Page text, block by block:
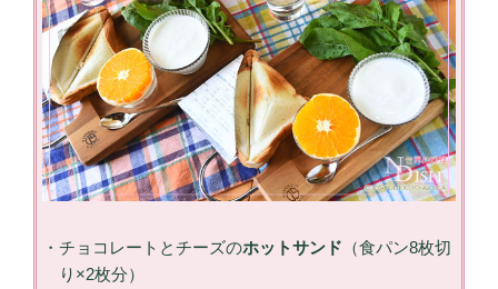
チョコレートとチーズのホットサンド （食パン8枚切
り×2枚分）